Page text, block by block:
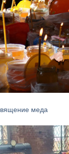
меда